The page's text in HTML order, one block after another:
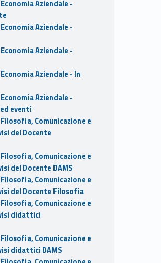
Aziendale -
Aziendale -
Aziendale -
Aziendale - In
Aziendale -
eventi
Comunicazione e
del Docente
Comunicazione e
del Docente DAMS
Comunicazione e
del Docente Filosofia
Comunicazione e
didattici
Comunicazione e
didattici DAMS